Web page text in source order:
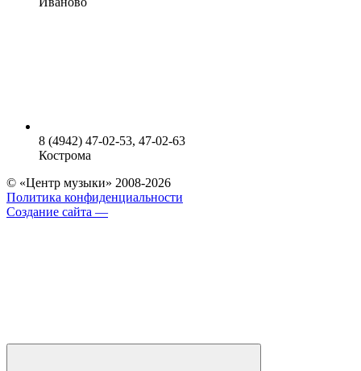
8 (4942) 47-02-53, 47-02-63
Кострома
© «Центр музыки» 2008-2026
Политика конфиденциальности
Создание сайта —